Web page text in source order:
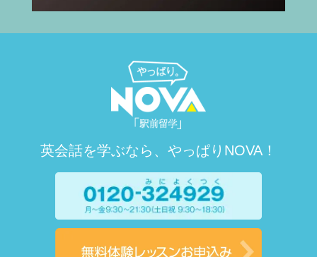
英会話を学ぶなら、やっぱりNOVA！